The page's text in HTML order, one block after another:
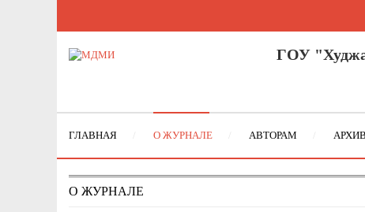
ГОУ
ГЛАВНАЯ О ЖУРНАЛЕ АВТОРАМ АРХИВ
О ЖУРНАЛЕ